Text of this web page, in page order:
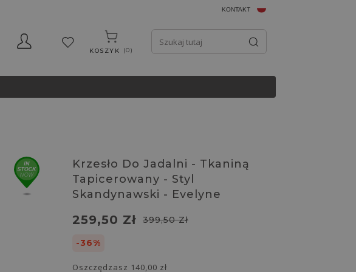
KONTAKT
KOSZYK 0
Krzesło Do Jadalni - Tkaniną
Tapicerowany - Styl
Skandynawski - Evelyne
259,50 Zł 399,50 Zł
-36%
Oszczędzasz 140,00 zł